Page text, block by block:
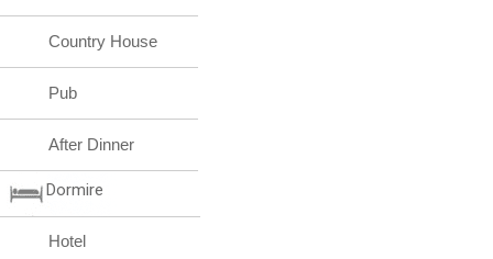
Country House
Pub
After Dinner
Dormire
Hotel